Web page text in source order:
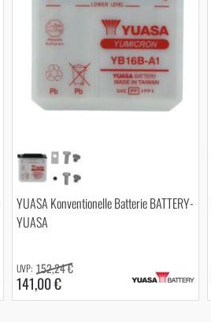
YUASA Konventionelle Batterie BATTERY-
YUASA
141,00 €
152,24 €